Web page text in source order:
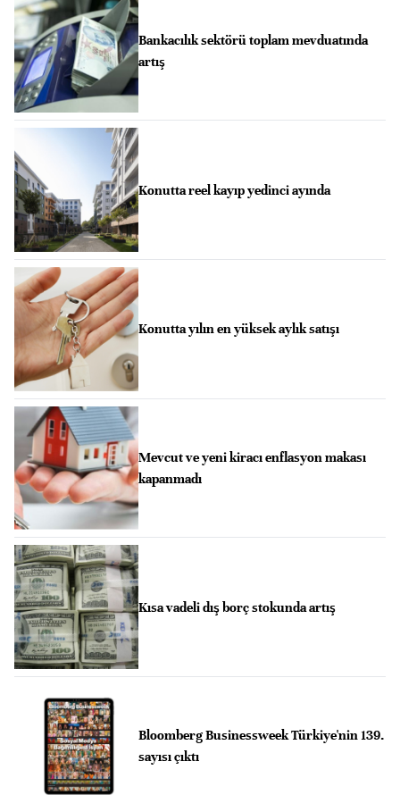
Bankacılık sektörü toplam mevduatında
artış
Konutta reel kayıp yedinci ayında
Konutta yılın en yüksek aylık satışı
Mevcut ve yeni kiracı enflasyon makası
kapanmadı
Kısa vadeli dış borç stokunda artış
Bloomberg Businessweek Türkiye'nin 139.
sayısı çıktı